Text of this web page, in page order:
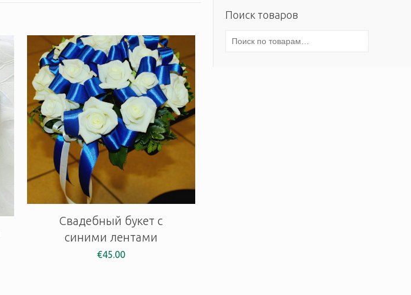
Свадебный букет с
синими лентами
€45.00
Поиск товаров